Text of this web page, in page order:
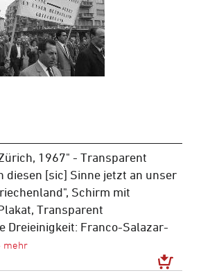
1967" - Transparent
diesen [sic] Sinne jetzt an unser
Schirm mit
Transparent
Dreieinigkeit: Franco-Salazar-